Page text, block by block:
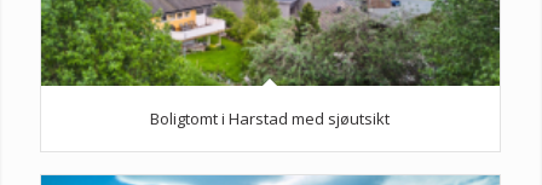
Boligtomt i Harstad med sjøutsikt